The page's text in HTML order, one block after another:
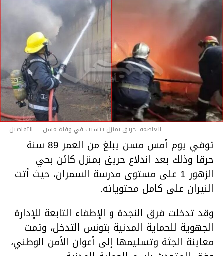
العاصمة: حريق بمنزل يتسبب في وفاة مسن ... التفاصيل
توفي يوم أمس مسن يبلغ من العمر 89 سنة
حرقا وذلك بعد اندلاع حريق بمنزل كائن بحي
الزهور 1 على مستوى مدرسة السمران، حيث أتت
النيران على كامل محتوياته.
وقد تدخلت فرق النجدة و الإطفاء التابعة للإدارة
الجهوية للحماية المدنية بتونس التدخل، وتمت
معاينة الجثة وتسليمها إلى أعوان الأمن الوطني،